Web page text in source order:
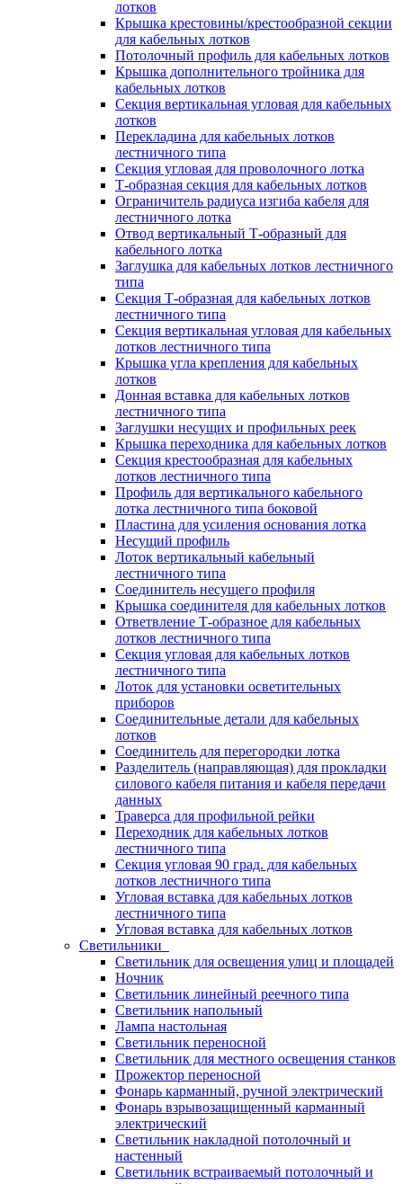
лотков
Крышка крестовины/крестообразной секции
для кабельных лотков
Потолочный профиль для кабельных лотков
Крышка дополнительного тройника для
кабельных лотков
Секция вертикальная угловая для кабельных
лотков
Перекладина для кабельных лотков
лестничного типа
Секция угловая для проволочного лотка
Т-образная секция для кабельных лотков
Ограничитель радиуса изгиба кабеля для
лестничного лотка
Отвод вертикальный Т-образный для
кабельного лотка
Заглушка для кабельных лотков лестничного
типа
Секция Т-образная для кабельных лотков
лестничного типа
Секция вертикальная угловая для кабельных
лотков лестничного типа
Крышка угла крепления для кабельных
лотков
Донная вставка для кабельных лотков
лестничного типа
Заглушки несущих и профильных реек
Крышка переходника для кабельных лотков
Секция крестообразная для кабельных
лотков лестничного типа
Профиль для вертикального кабельного
лотка лестничного типа боковой
Пластина для усиления основания лотка
Несущий профиль
Лоток вертикальный кабельный
лестничного типа
Соединитель несущего профиля
Крышка соединителя для кабельных лотков
Ответвление Т-образное для кабельных
лотков лестничного типа
Секция угловая для кабельных лотков
лестничного типа
Лоток для установки осветительных
приборов
Соединительные детали для кабельных
лотков
Соединитель для перегородки лотка
Разделитель (направляющая) для прокладки
силового кабеля питания и кабеля передачи
данных
Траверса для профильной рейки
Переходник для кабельных лотков
лестничного типа
Секция угловая 90 град. для кабельных
лотков лестничного типа
Угловая вставка для кабельных лотков
лестничного типа
Угловая вставка для кабельных лотков
Светильники
Светильник для освещения улиц и площадей
Ночник
Светильник линейный реечного типа
Светильник напольный
Лампа настольная
Светильник переносной
Светильник для местного освещения станков
Прожектор переносной
Фонарь карманный, ручной электрический
Фонарь взрывозащищенный карманный
электрический
Светильник накладной потолочный и
настенный
Светильник встраиваемый потолочный и